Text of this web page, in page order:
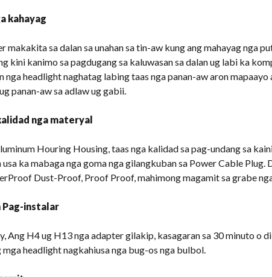
kahayag
makakita sa dalan sa unahan sa tin-aw kung ang mahayag nga
kini kanimo sa pagdugang sa kaluwasan sa dalan ug labi ka
nga headlight naghatag labing taas nga panan-aw aron
panan-aw sa adlaw ug gabii.
nga materyal
Houring Housing, taas nga kalidad sa pag-undang sa
usa ka mabaga nga goma nga gilangkuban sa Power Cable
Dust-Proof, Proof Proof, mahimong magamit sa grabe
Pag-instalar
Ang H4 ug H13 nga adapter gilakip, kasagaran sa 30 minuto o
mga headlight nagkahiusa nga bug-os nga bulbol.